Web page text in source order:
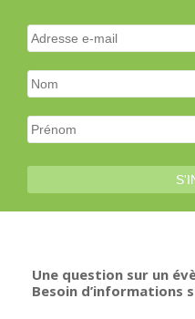
Une question sur un
Besoin d’informations